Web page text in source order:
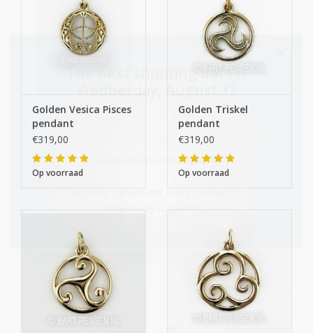
Golden Vesica Pisces
pendant
€319,00
Op voorraad
Golden Triskel
pendant
€319,00
Op voorraad
The next shipping date is
Wednesday, August 12
I will be absent until August 10.
temporarily suspended.